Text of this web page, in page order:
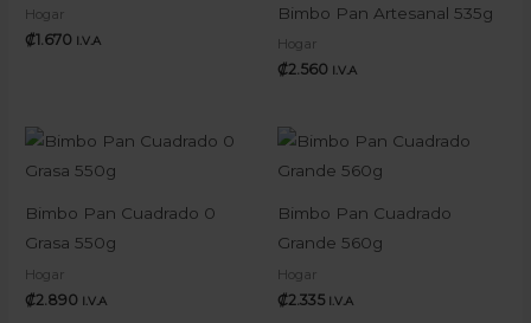
Hogar
₡1.670 I.V.A
Bimbo Pan Artesanal 535g
Hogar
₡2.560 I.V.A
Bimbo Pan Cuadrado 0
Grasa 550g
Hogar
₡2.890 I.V.A
Bimbo Pan Cuadrado
Grande 560g
Hogar
₡2.335 I.V.A